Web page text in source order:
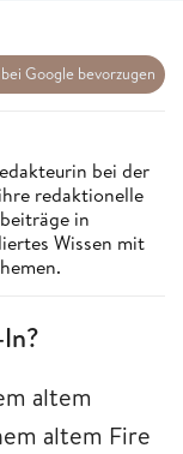
Google bevorzugen
bei der
redaktionelle
in
Wissen mit
altem
altem Fire